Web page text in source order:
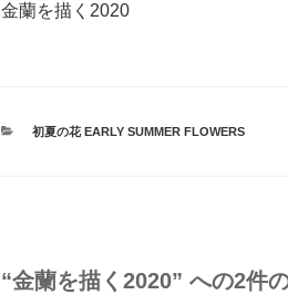
金蘭を描く2020
カ
初夏の花 EARLY SUMMER FLOWERS
“金蘭を描く2020” への2件